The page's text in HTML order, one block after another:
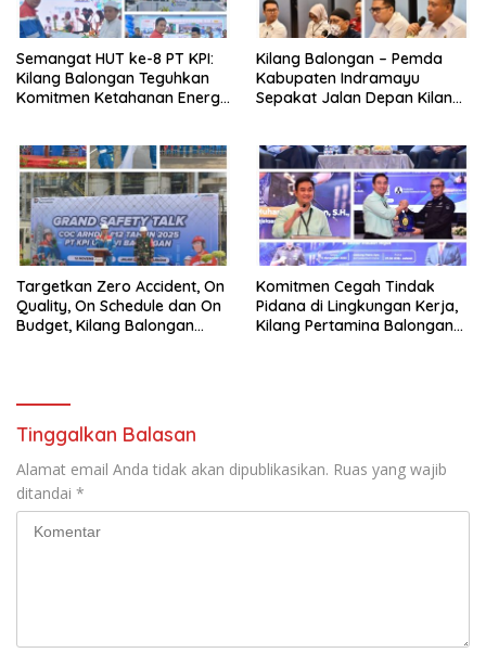
Semangat HUT ke-8 PT KPI:
Kilang Balongan Teguhkan
Komitmen Ketahanan Energi
Yayasan Pendidikan
Kilang Balongan – Pemda
Kabupaten Indramayu
Sepakat Jalan Depan Kilang
Sukaurip-Sukareja
Targetkan Zero Accident, On
Quality, On Schedule dan On
Budget, Kilang Balongan
Komitmen Cegah Tindak
Pidana di Lingkungan Kerja,
Kilang Pertamina Balongan
Tinggalkan Balasan
Alamat email Anda tidak akan dipublikasikan. Ruas yang wajib
ditandai *